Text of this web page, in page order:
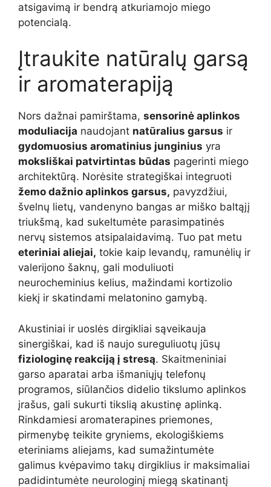
atsigavimą ir bendrą atkuriamojo miego
potencialą.
Įtraukite natūralų garsą
ir aromaterapiją
Nors dažnai pamirštama, sensorinė aplinkos
moduliacija naudojant natūralius garsus ir
gydomuosius aromatinius junginius yra
moksliškai patvirtintas būdas pagerinti miego
architektūrą. Norėsite strategiškai integruoti
žemo dažnio aplinkos garsus, pavyzdžiui,
švelnų lietų, vandenyno bangas ar miško baltąjį
triukšmą, kad sukeltumėte parasimpatinės
nervų sistemos atsipalaidavimą. Tuo pat metu
eteriniai aliejai, tokie kaip levandų, ramunėlių ir
valerijono šaknų, gali moduliuoti
neurocheminius kelius, mažindami kortizolio
kiekį ir skatindami melatonino gamybą.
Akustiniai ir uoslės dirgikliai sąveikauja
sinergiškai, kad iš naujo sureguliuotų jūsų
fiziologinę reakciją į stresą. Skaitmeniniai
garso aparatai arba išmaniųjų telefonų
programos, siūlančios didelio tikslumo aplinkos
įrašus, gali sukurti tikslią akustinę aplinką.
Rinkdamiesi aromaterapines priemones,
pirmenybę teikite gryniems, ekologiškiems
eteriniams aliejams, kad sumažintumėte
galimus kvėpavimo takų dirgiklius ir maksimaliai
padidintumėte neurologinį miegą skatinantį